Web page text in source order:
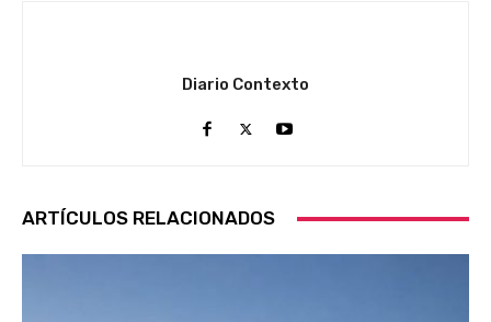
Diario Contexto
ARTÍCULOS RELACIONADOS